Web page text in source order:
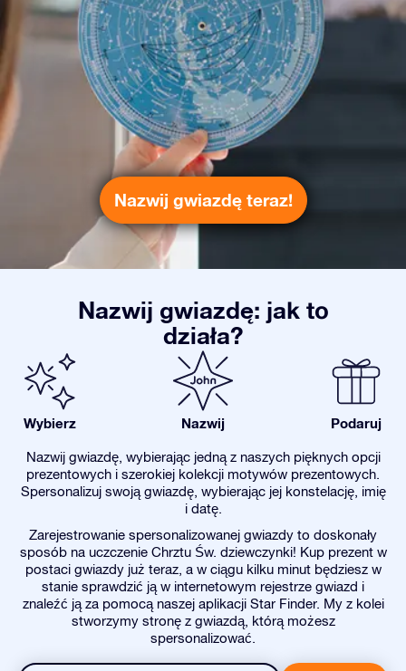
Nazwij gwiazdę teraz!
Nazwij gwiazdę: jak to
działa?
Wybierz Nazwij Podaruj
Nazwij gwiazdę, wybierając jedną z naszych pięknych opcji
prezentowych i szerokiej kolekcji motywów prezentowych.
Spersonalizuj swoją gwiazdę, wybierając jej konstelację, imię
i datę.
Zarejestrowanie spersonalizowanej gwiazdy to doskonały
sposób na uczczenie Chrztu Św. dziewczynki! Kup prezent w
postaci gwiazdy już teraz, a w ciągu kilku minut będziesz w
stanie sprawdzić ją w internetowym rejestrze gwiazd i
znaleźć ją za pomocą naszej aplikacji Star Finder. My z kolei
stworzymy stronę z gwiazdą, którą możesz
spersonalizować.